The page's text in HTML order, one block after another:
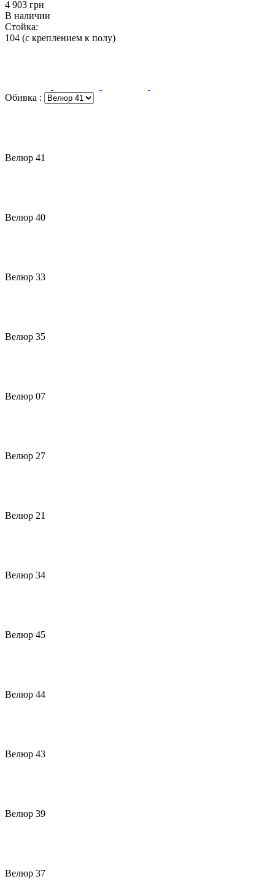
‍4 903‍ грн
В наличии
Стойка:
104 (с креплением к полу)
Обивка :
Велюр 41
Велюр 40
Велюр 33
Велюр 35
Велюр 07
Велюр 27
Велюр 21
Велюр 34
Велюр 45
Велюр 44
Велюр 43
Велюр 39
Велюр 37